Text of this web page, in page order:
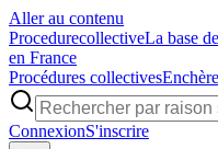
Aller au contenu
ProcedurecollectiveLa base
en France
Procédures collectives
ConnexionS'inscrire